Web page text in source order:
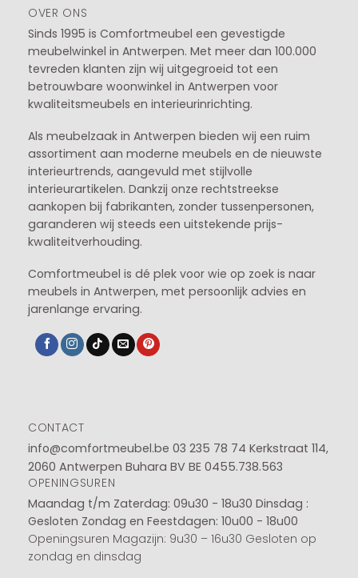
OVER ONS
Sinds 1995 is Comfortmeubel een gevestigde
meubelwinkel in Antwerpen. Met meer dan 100.000
tevreden klanten zijn wij uitgegroeid tot een
betrouwbare woonwinkel in Antwerpen voor
kwaliteitsmeubels en interieurinrichting.
Als meubelzaak in Antwerpen bieden wij een ruim
assortiment aan moderne meubels en de nieuwste
interieurtrends, aangevuld met stijlvolle
interieurartikelen. Dankzij onze rechtstreekse
aankopen bij fabrikanten, zonder tussenpersonen,
garanderen wij steeds een uitstekende prijs-
kwaliteitverhouding.
Comfortmeubel is dé plek voor wie op zoek is naar
meubels in Antwerpen, met persoonlijk advies en
jarenlange ervaring.
CONTACT
info@comfortmeubel.be 03 235 78 74 Kerkstraat 114,
2060 Antwerpen Buhara BV BE 0455.738.563
OPENINGSUREN
Maandag t/m Zaterdag: 09u30 - 18u30 Dinsdag :
Gesloten Zondag en Feestdagen: 10u00 - 18u00
Openingsuren Magazijn: 9u30 – 16u30 Gesloten op
zondag en dinsdag